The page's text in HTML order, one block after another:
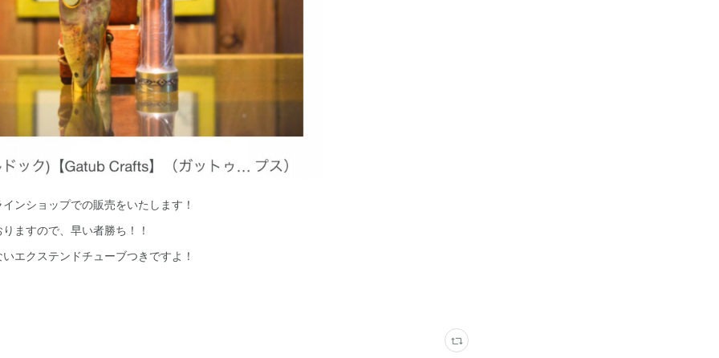
ンショップでの販売をいたします！
ますので、早い者勝ち！！
エクステンドチューブつきですよ！